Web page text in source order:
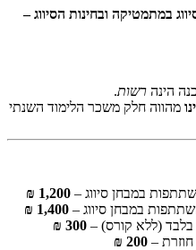
במתמטיקה ובחינות הסיווג –
הינה רשות.
מהווה חלק משכר הלימוד השנתי
במבחן סיווג – 1,200 ₪
במבחן סיווג – 1,400 ₪
בלבד (ללא קורס) – 300 ₪
–
200 ₪